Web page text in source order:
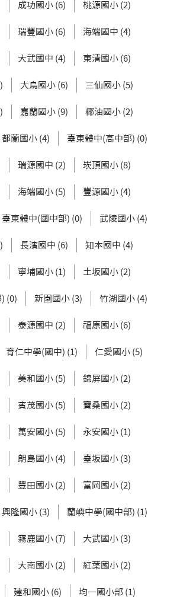
成功國小 (6) 桃源國小 (2)
瑞豐國小 (6) 海端國中 (4)
大武國中 (4) 東清國小 (6)
大鳥國小 (6) 三仙國小 (5)
嘉蘭國小 (9) 椰油國小 (2)
都蘭國小 (4) 臺東體中(高中部) (0)
瑞源國中 (2) 崁頂國小 (8)
海端國小 (5) 豐源國小 (4)
臺東體中(國中部) (0) 武陵國小 (4)
長濱國中 (6) 知本國中 (4)
寧埔國小 (1) 土坂國小 (2)
(0) 新園國小 (3) 竹湖國小 (4)
泰源國中 (2) 福原國小 (6)
育仁中學(國中) (1) 仁愛國小 (5)
美和國小 (5) 錦屏國小 (2)
賓茂國小 (5) 寶桑國小 (2)
萬安國小 (5) 永安國小 (1)
朗島國小 (4) 臺坂國小 (3)
豐田國小 (2) 富岡國小 (2)
興隆國小 (3) 蘭嶼中學(國中部) (1)
霧鹿國小 (7) 大武國小 (3)
大南國小 (2) 紅葉國小 (2)
建和國小 (6) 均一國小部 (1)